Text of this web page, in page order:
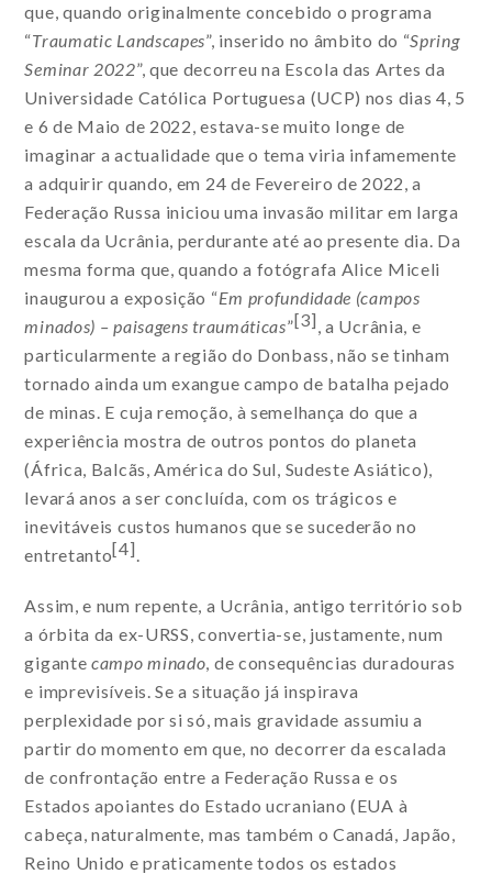
que, quando originalmente concebido o programa
“Traumatic Landscapes”, inserido no âmbito do “Spring
Seminar 2022”, que decorreu na Escola das Artes da
Universidade Católica Portuguesa (UCP) nos dias 4, 5
e 6 de Maio de 2022, estava-se muito longe de
imaginar a actualidade que o tema viria infamemente
a adquirir quando, em 24 de Fevereiro de 2022, a
Federação Russa iniciou uma invasão militar em larga
escala da Ucrânia, perdurante até ao presente dia. Da
mesma forma que, quando a fotógrafa Alice Miceli
inaugurou a exposição “Em profundidade (campos
minados) – paisagens traumáticas”[3], a Ucrânia, e
particularmente a região do Donbass, não se tinham
tornado ainda um exangue campo de batalha pejado
de minas. E cuja remoção, à semelhança do que a
experiência mostra de outros pontos do planeta
(África, Balcãs, América do Sul, Sudeste Asiático),
levará anos a ser concluída, com os trágicos e
inevitáveis custos humanos que se sucederão no
entretanto[4].
Assim, e num repente, a Ucrânia, antigo território sob
a órbita da ex-URSS, convertia-se, justamente, num
gigantecampo minado, de consequências duradouras
e imprevisíveis. Se a situação já inspirava
perplexidade por si só, mais gravidade assumiu a
partir do momento em que, no decorrer da escalada
de confrontação entre a Federação Russa e os
Estados apoiantes do Estado ucraniano (EUA à
cabeça, naturalmente, mas também o Canadá, Japão,
Reino Unido e praticamente todos os estados